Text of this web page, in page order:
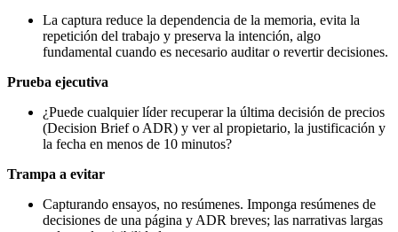
La captura reduce la dependencia de la memoria, evita la
repetición del trabajo y preserva la intención, algo
fundamental cuando es necesario auditar o revertir decisiones.
Prueba ejecutiva
¿Puede cualquier líder recuperar la última decisión de precios
(Decision Brief o ADR) y ver al propietario, la justificación y
la fecha en menos de 10 minutos?
Trampa a evitar
Capturando ensayos, no resúmenes. Imponga resúmenes de
decisiones de una página y ADR breves; las narrativas largas